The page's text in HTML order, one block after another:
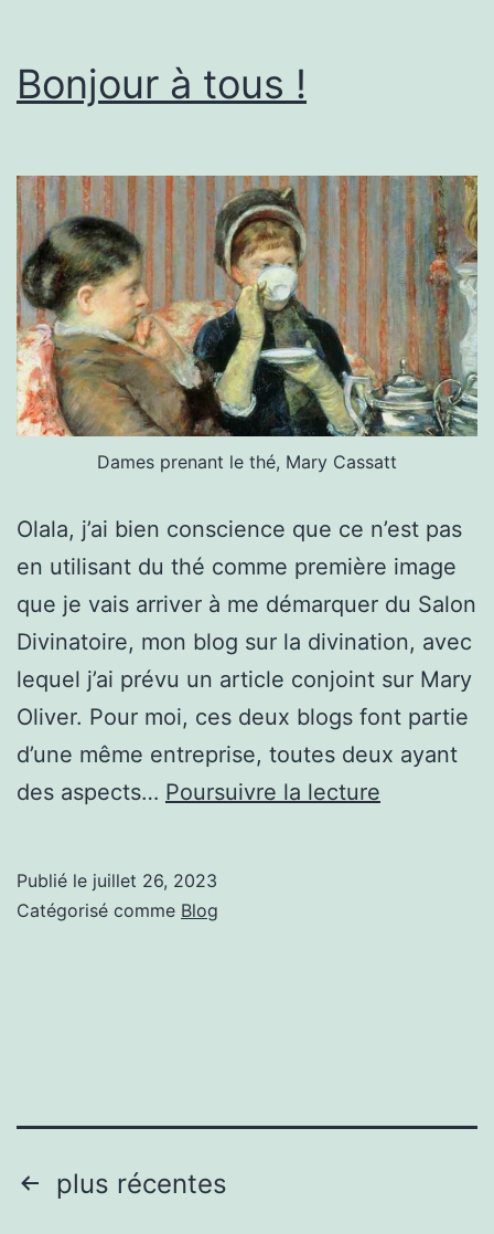
Bonjour à tous !
Dames prenant le thé, Mary Cassatt
Olala, j’ai bien con­science que ce n’est pas
en util­isant du thé comme pre­mière image
que je vais arriv­er à me démar­quer du Salon
Div­ina­toire, mon blog sur la div­ina­tion, avec
lequel j’ai prévu un arti­cle con­joint sur Mary
Oliv­er. Pour moi, ces deux blogs font par­tie
d’une même entre­prise, toutes deux ayant
des aspects… Pour­suiv­re la lec­ture
Publié le juillet 26, 2023
Catégorisé comme Blog
Pagination
plus récentes